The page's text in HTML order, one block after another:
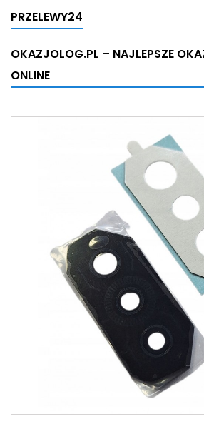
PRZELEWY24
OKAZJOLOG.PL – NAJLEPSZE
ONLINE